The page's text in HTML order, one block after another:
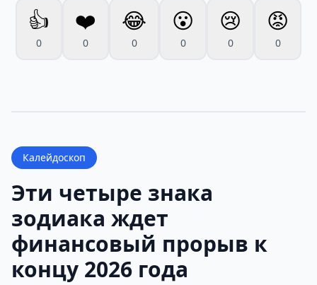
👍
0
❤️
0
😂
0
😮
0
😢
0
😡
0
Калейдоскоп
Эти четыре знака
зодиака ждет
финансовый прорыв к
концу 2026 года